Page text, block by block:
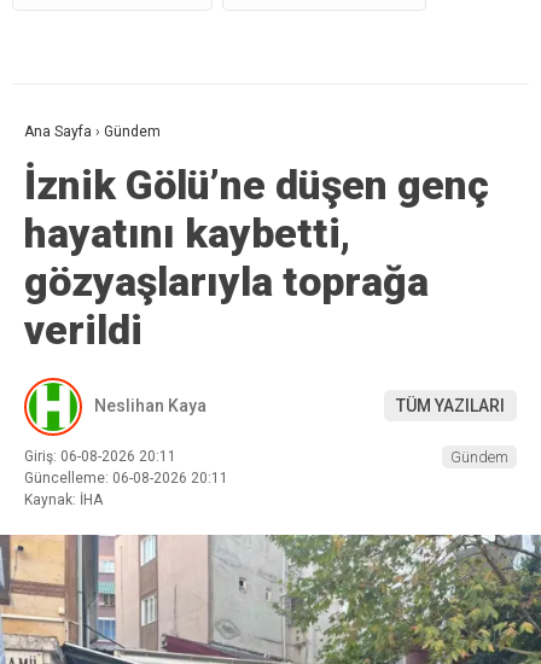
Ana Sayfa › Gündem
İznik Gölü’ne düşen genç
hayatını kaybetti,
gözyaşlarıyla toprağa
verildi
Neslihan Kaya TÜM YAZILARI
Giriş: 06-08-2026 20:11
Güncelleme: 06-08-2026 20:11
Kaynak: İHA
Gündem